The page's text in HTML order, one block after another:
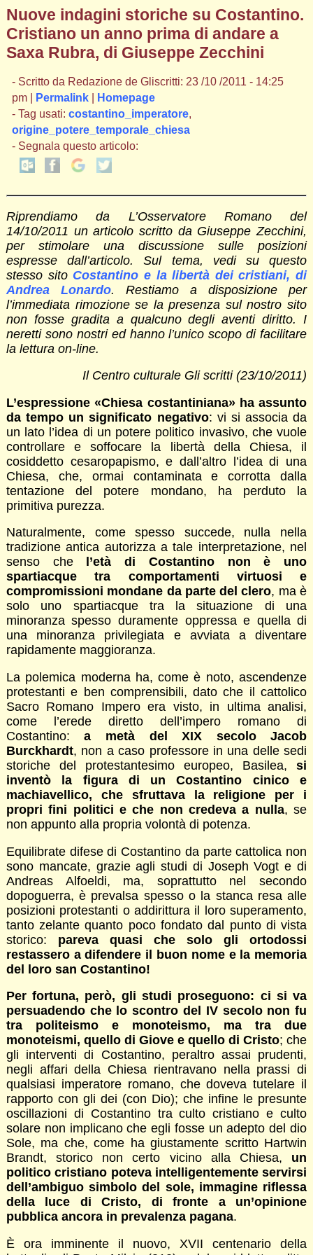
Nuove indagini storiche su Costantino.
Cristiano un anno prima di andare a
Saxa Rubra, di Giuseppe Zecchini
- Scritto da Redazione de Gliscritti: 23 /10 /2011 - 14:25
pm |
Permalink|
Homepage
- Tag usati: costantino_imperatore,
origine_potere_temporale_chiesa
- Segnala questo articolo:
Riprendiamo da L’Osservatore Romano del
14/10/2011 un articolo scritto da Giuseppe Zecchini,
per stimolare una discussione sulle posizioni
espresse dall’articolo. Sul tema, vedi su questo
stesso sito Costantino e la libertà dei cristiani, di
Andrea Lonardo. Restiamo a disposizione per
l’immediata rimozione se la presenza sul nostro sito
non fosse gradita a qualcuno degli aventi diritto. I
neretti sono nostri ed hanno l’unico scopo di facilitare
la lettura on-line.
Il Centro culturale Gli scritti (23/10/2011)
L’espressione «Chiesa costantiniana» ha assunto
da tempo un significato negativo: vi si associa da
un lato l’idea di un potere politico invasivo, che vuole
controllare e soffocare la libertà della Chiesa, il
cosiddetto cesaropapismo, e dall’altro l’idea di una
Chiesa, che, ormai contaminata e corrotta dalla
tentazione del potere mondano, ha perduto la
primitiva purezza.
Naturalmente, come spesso succede, nulla nella
tradizione antica autorizza a tale interpretazione, nel
senso che
l’età di Costantino non è uno
spartiacque tra comportamenti virtuosi e
compromissioni mondane da parte del clero, ma è
solo uno spartiacque tra la situazione di una
minoranza spesso duramente oppressa e quella di
una minoranza privilegiata e avviata a diventare
rapidamente maggioranza.
La polemica moderna ha, come è noto, ascendenze
protestanti e ben comprensibili, dato che il cattolico
Sacro Romano Impero era visto, in ultima analisi,
come l’erede diretto dell’impero romano di
Costantino:a metà del XIX secolo Jacob
Burckhardt, non a caso professore in una delle sedi
storiche del protestantesimo europeo, Basilea,si
inventò la figura di un Costantino cinico e
machiavellico, che sfruttava la religione per i
propri fini politici e che non credeva a nulla, se
non appunto alla propria volontà di potenza.
Equilibrate difese di Costantino da parte cattolica non
sono mancate, grazie agli studi di Joseph Vogt e di
Andreas Alfoeldi, ma, soprattutto nel secondo
dopoguerra, è prevalsa spesso o la stanca resa alle
posizioni protestanti o addirittura il loro superamento,
tanto zelante quanto poco fondato dal punto di vista
storico: pareva quasi che solo gli ortodossi
restassero a difendere il buon nome e la memoria
del loro san Costantino!
Per fortuna, però, gli studi proseguono: ci si va
persuadendo che lo scontro del IV secolo non fu
tra politeismo e monoteismo, ma tra due
monoteismi, quello di Giove e quello di Cristo; che
gli interventi di Costantino, peraltro assai prudenti,
negli affari della Chiesa rientravano nella prassi di
qualsiasi imperatore romano, che doveva tutelare il
rapporto con gli dei (con Dio); che infine le presunte
oscillazioni di Costantino tra culto cristiano e culto
solare non implicano che egli fosse un adepto del dio
Sole, ma che, come ha giustamente scritto Hartwin
Brandt, storico non certo vicino alla Chiesa, un
politico cristiano poteva intelligentemente servirsi
dell’ambiguo simbolo del sole, immagine riflessa
della luce di Cristo, di fronte a un’opinione
pubblica ancora in prevalenza pagana.
È ora imminente il nuovo, XVII centenario della